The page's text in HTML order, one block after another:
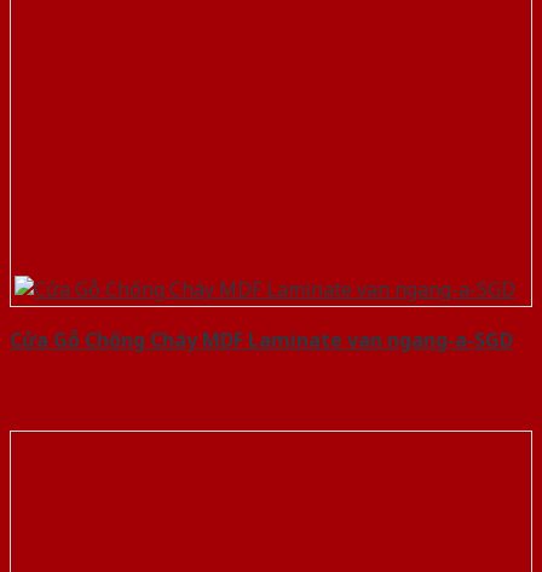
Cửa Gỗ Chống Cháy MDF Laminate van ngang-a-SGD